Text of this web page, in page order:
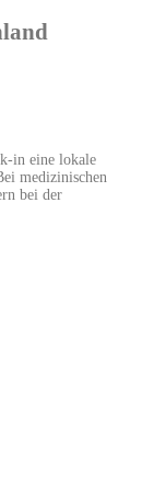
in eine lokale
medizinischen
bei der